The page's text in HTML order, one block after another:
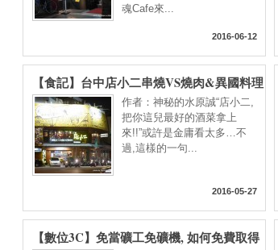
魂Cafe來...
2016-06-12
【食記】台中店小二串燒VS燒肉&異國料理
(忠明店) BBQ&CUISINE&BEERS@西區向
上市場&開原橋 : 大隱隱於市, 口味實在真功
夫, 晚餐時段也能心滿意足!!
作者：神秘的水原誠“店小二,
把你這兒最好的酒菜拿上
來!!”或許是金庸看太多…不
過,這樣的一句...
2016-05-27
【數位3C】免當礦工免礦機, 如何免費取得